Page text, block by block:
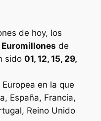
de hoy, los
Euromillones de
sido 01, 12, 15, 29,
en la que
España, Francia,
Reino Unido